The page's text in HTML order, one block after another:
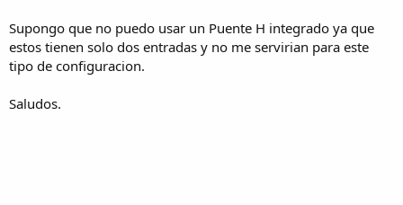
Supongo que no puedo usar un Puente H integrado ya que
estos tienen solo dos entradas y no me servirian para este
tipo de configuracion.
Saludos.